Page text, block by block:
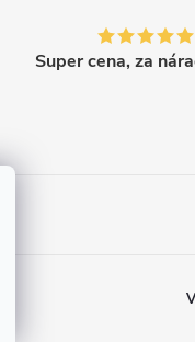
Super cena, za